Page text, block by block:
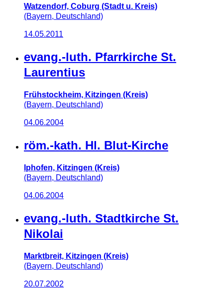
Watzendorf, Coburg (Stadt u. Kreis)
(Bayern, Deutschland)
14.05.2011
evang.-luth. Pfarrkirche St.
Laurentius
Frühstockheim, Kitzingen (Kreis)
(Bayern, Deutschland)
04.06.2004
röm.-kath. Hl. Blut-Kirche
Iphofen, Kitzingen (Kreis)
(Bayern, Deutschland)
04.06.2004
evang.-luth. Stadtkirche St.
Nikolai
Marktbreit, Kitzingen (Kreis)
(Bayern, Deutschland)
20.07.2002